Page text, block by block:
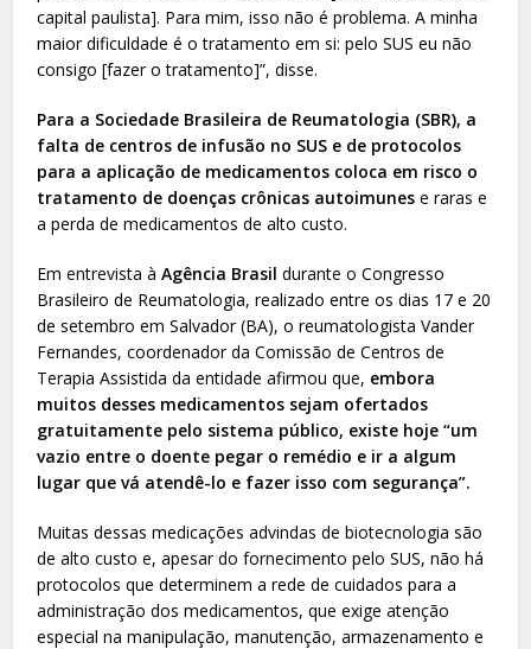
capital paulista]. Para mim, isso não é problema. A minha
maior dificuldade é o tratamento em si: pelo SUS eu não
consigo [fazer o tratamento]”, disse.
Para a Sociedade Brasileira de Reumatologia (SBR), a
falta de centros de infusão no SUS e de protocolos
para a aplicação de medicamentos coloca em risco o
tratamento de doenças crônicas autoimunese raras e
a perda de medicamentos de alto custo.
Em entrevista àAgência Brasil durante o Congresso
Brasileiro de Reumatologia, realizado entre os dias 17 e 20
de setembro em Salvador (BA), o reumatologista Vander
Fernandes, coordenador da Comissão de Centros de
Terapia Assistida da entidade afirmou que, embora
muitos desses medicamentos sejam ofertados
gratuitamente pelo sistema público, existe hoje “um
vazio entre o doente pegar o remédio e ir a algum
lugar que vá atendê-lo e fazer isso com segurança”.
Muitas dessas medicações advindas de biotecnologia são
de alto custo e, apesar do fornecimento pelo SUS, não há
protocolos que determinem a rede de cuidados para a
administração dos medicamentos, que exige atenção
especial na manipulação, manutenção, armazenamento e